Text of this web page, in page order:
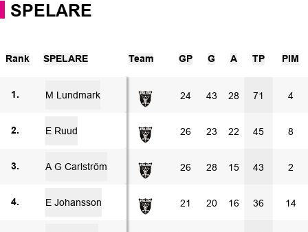
SPELARE
Rank SPELARE Team GP G A TP PIM
1. M Lundmark 24 43 28 71 4
2. E Ruud 26 23 22 45 8
3. A G Carlström 26 28 15 43 2
4. E Johansson 21 20 16 36 14